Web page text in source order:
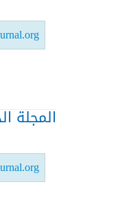
المجلة